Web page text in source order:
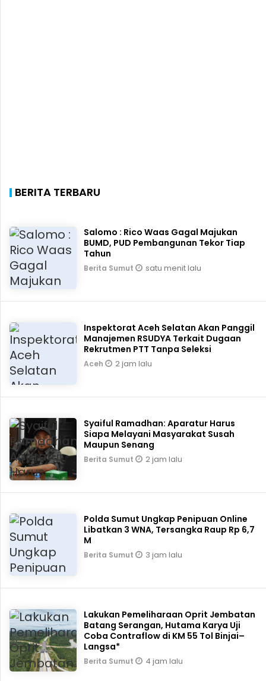
BERITA TERBARU
Salomo : Rico Waas Gagal Majukan
BUMD, PUD Pembangunan Tekor Tiap
Tahun
Berita Sumut satu menit lalu
Inspektorat Aceh Selatan Akan Panggil
Manajemen RSUDYA Terkait Dugaan
Rekrutmen PTT Tanpa Seleksi
Aceh 2 jam lalu
Syaiful Ramadhan: Aparatur Harus
Siapa Melayani Masyarakat Susah
Maupun Senang
Berita Sumut 2 jam lalu
Polda Sumut Ungkap Penipuan Online
Libatkan 3 WNA, Tersangka Raup Rp 6,7
M
Berita Sumut 3 jam lalu
Lakukan Pemeliharaan Oprit Jembatan
Batang Serangan, Hutama Karya Uji
Coba Contraflow di KM 55 Tol Binjai–
Langsa*
Berita Sumut 4 jam lalu